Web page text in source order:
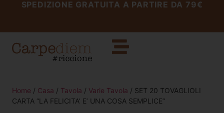
SPEDIZIONE GRATUITA A PARTIRE DA 79€
Home / Casa / Tavola / Varie Tavola / SET 20 TOVAGLIOLI
CARTA “LA FELICITA’ E’ UNA COSA SEMPLICE”